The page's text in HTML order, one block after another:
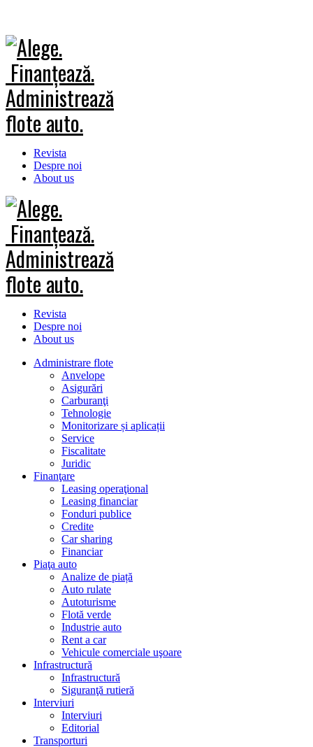
Revista
Despre noi
About us
Revista
Despre noi
About us
Administrare flote
Anvelope
Asigurări
Carburanţi
Tehnologie
Monitorizare și aplicații
Service
Fiscalitate
Juridic
Finanţare
Leasing operaţional
Leasing financiar
Fonduri publice
Credite
Car sharing
Financiar
Piaţa auto
Analize de piață
Auto rulate
Autoturisme
Flotă verde
Industrie auto
Rent a car
Vehicule comerciale uşoare
Infrastructură
Infrastructură
Siguranţă rutieră
Interviuri
Interviuri
Editorial
Transporturi